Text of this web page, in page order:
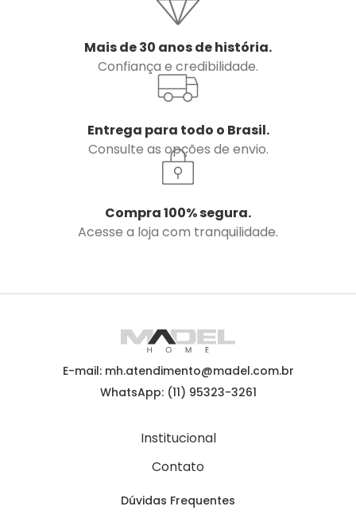
Mais de 30 anos de história.
Confiança e credibilidade.
Entrega para todo o Brasil.
Consulte as opções de envio.
Compra 100% segura.
Acesse a loja com tranquilidade.
E-mail: mh.atendimento@madel.com.br
WhatsApp: (11) 95323-3261
Institucional
Contato
Dúvidas Frequentes